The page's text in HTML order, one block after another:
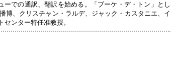
での通訳、翻訳を始める。「ブーケ・デ・トン」とし
博、クリスチャン・ラルデ、ジャック・カスタニエ、イ
ンター特任准教授。